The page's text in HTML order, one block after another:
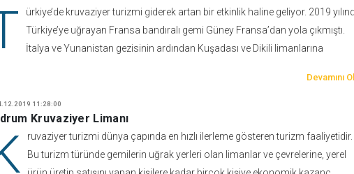
ürkiye’de kruvaziyer turizmi giderek artan bir etkinlik haline geliyor. 2019
Türkiye’ye uğrayan Fransa bandıralı gemi Güney Fransa’dan yola çıkmıştı.
İtalya ve Yunanistan gezisinin ardından Kuşadası ve Dikili limanlarına
Devamını
11:28:00
Kruvaziyer Limanı
ruvaziyer turizmi dünya çapında en hızlı ilerleme gösteren turizm faaliyetidir.
Bu turizm türünde gemilerin uğrak yerleri olan limanlar ve çevrelerine, yerel